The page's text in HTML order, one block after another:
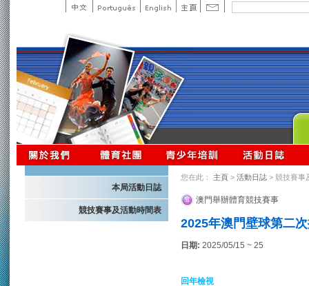
本局活動日誌
競技賽事及活動時間表
您在此： 主頁 > 活動日誌 > 競技賽事
澳門舉辦體育競技賽事
2025年澳門壁球第二
日期: 2025/05/15 ~ 25
回年檢視